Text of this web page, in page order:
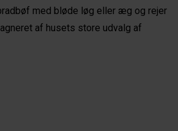
med bløde løg eller æg og rejer
af husets store udvalg af